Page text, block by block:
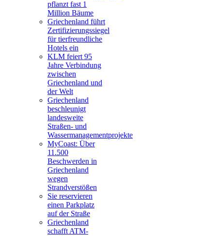
pflanzt fast 1
Million Bäume
Griechenland führt
Zertifizierungssiegel
für tierfreundliche
Hotels ein
KLM feiert 95
Jahre Verbindung
zwischen
Griechenland und
der Welt
Griechenland
beschleunigt
landesweite
Straßen- und
Wassermanagementprojekte
MyCoast: Über
11.500
Beschwerden in
Griechenland
wegen
Strandverstößen
Sie reservieren
einen Parkplatz
auf der Straße
Griechenland
schafft ATM-